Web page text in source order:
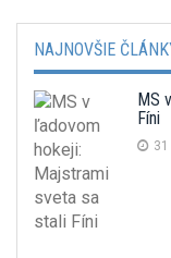
NAJNOVŠIE
MS
Fíni